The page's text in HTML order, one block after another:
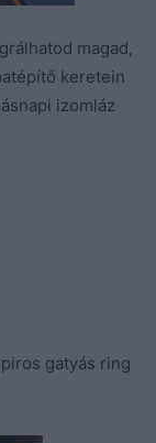
magad,
keretein
izomláz
gatyás ring